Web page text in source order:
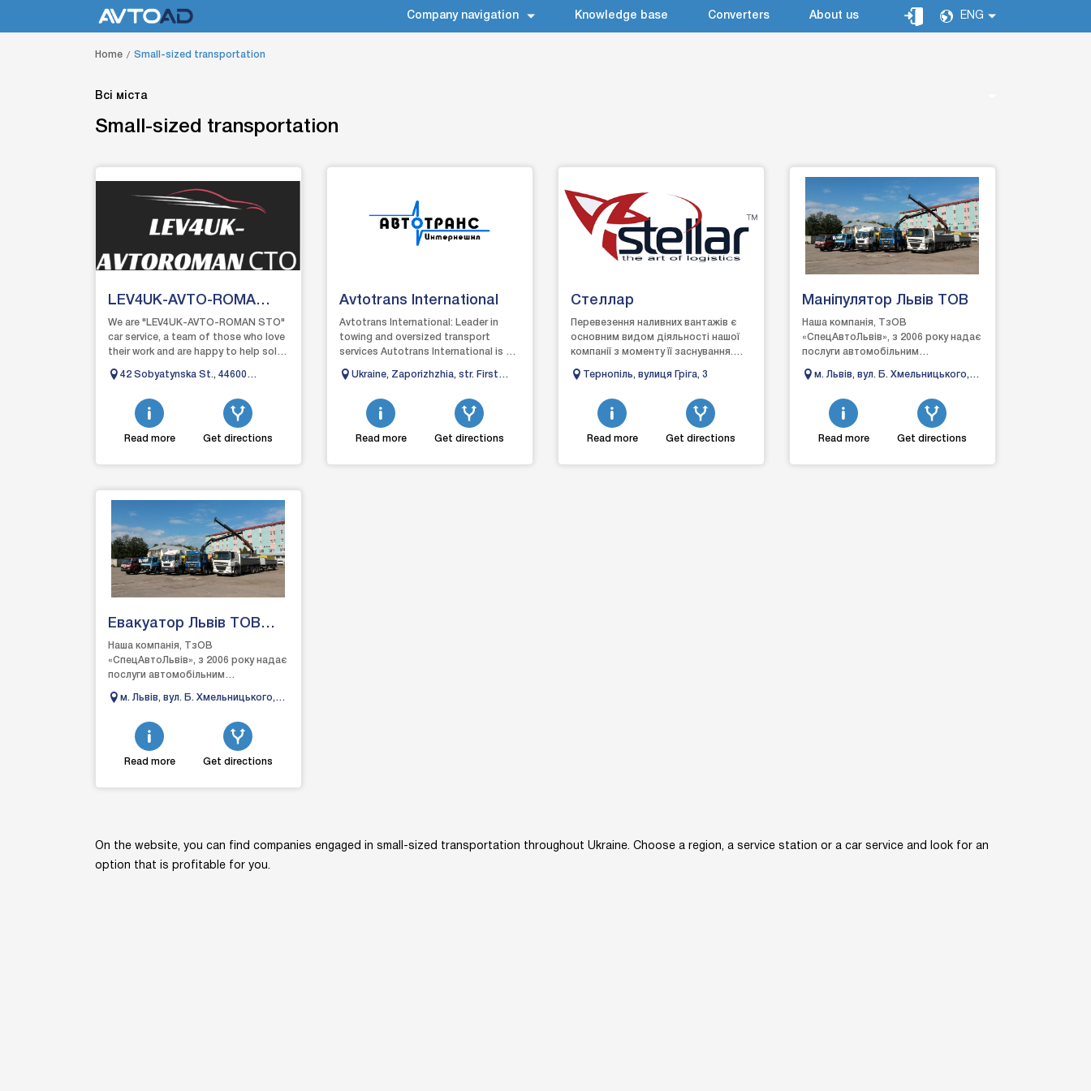
Company navigation Knowledge base Converters About us ENG
Home Small-sized transportation
Всі міста
Small-sized transportation
LEV4UK-AVTO-ROMA
CTO
We are "LEV4UK-AVTO-ROMAN STO"
car service, a team of those who love
their work and are happy to help solve
is...
42 Sobyatynska St., 44600
Read more Get directions
Avtotrans International
Avtotrans International: Leader in
towing and oversized transport
services Autotrans International is a
t...
Ukraine, Zaporizhzhia, str. First
Read more Get directions
Стеллар
Перевезення наливних вантажів є
основним видом діяльності нашої
компанії з моменту її заснування.
найрізноманітніших вантажів ...
Тернопіль, вулиця Гріга, 3
Read more Get directions
Маніпулятор Львів ТОВ
Наша компанія, ТзОВ
«СпецАвтоЛьвів», з 2006 року надає
послуги автомобільним
усій території України. Гарантуємо
м. Львів, вул. Б. Хмельницького,
Read more Get directions
Евакуатор Львів ТОВ
"СпецАвтоЛьвів"
Наша компанія, ТзОВ
«СпецАвтоЛьвів», з 2006 року надає
послуги автомобільним
усій території України. Гарантуємо
м. Львів, вул. Б. Хмельницького,
Read more Get directions
On the website, you can find companies engaged in small-sized transportation throughout Ukraine. Choose a region, a service station or a car service and look for an
option that is profitable for you.